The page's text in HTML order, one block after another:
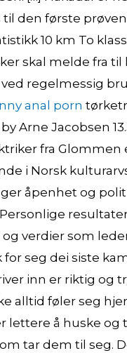
den første
10 km To
skal melde fra
regelmessig
anal porn
Arne Jacobsen
fra
i Norsk
åpenhet og
verdier som
seg dei siste
inn er riktig og
alltid føler seg
lettere å huske og
tar dem til seg.